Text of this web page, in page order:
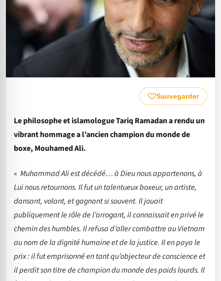
Sauvegarder
Le philosophe et islamologue Tariq Ramadan a rendu un
vibrant hommage a l’ancien champion du monde de
boxe, Mouhamed Ali.
« Muhammad Ali est décédé… à Dieu nous appartenons, à
Lui nous retournons. Il fut un talentueux boxeur, un artiste,
dansant, volant, et gagnant si souvent. Il jouait
publiquement le rôle de l’arrogant, il connaissait en privé le
chemin des humbles. Il refusa d’aller combattre au Vietnam
au nom de la dignité humaine et de la justice. Il en paya le
prix : il fut emprisonné en tant qu’objecteur de conscience et
il perdit son titre de champion du monde des poids lourds. Il